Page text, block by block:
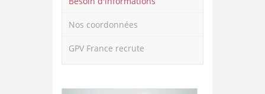
Nos coordonnées
GPV France recrute